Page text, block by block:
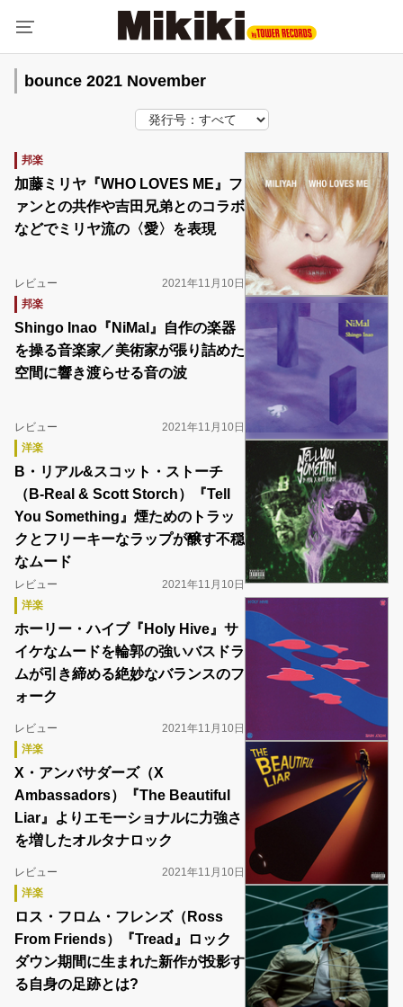
bounce 2021 November
邦楽
加藤ミリヤ『WHO LOVES ME』フ
ァンとの共作や吉田兄弟とのコラボ
などでミリヤ流の〈愛〉を表現
レビュー
2021年11月10日
邦楽
Shingo Inao『NiMal』自作の楽器
を操る音楽家／美術家が張り詰めた
空間に響き渡らせる音の波
レビュー
2021年11月10日
洋楽
B・リアル&スコット・ストーチ
（B-Real & Scott Storch）『Tell
You Something』煙ためのトラッ
クとフリーキーなラップが醸す不穏
なムード
レビュー
2021年11月10日
洋楽
ホーリー・ハイブ『Holy Hive』サ
イケなムードを輪郭の強いバスドラ
ムが引き締める絶妙なバランスのフ
ォーク
レビュー
2021年11月10日
洋楽
X・アンバサダーズ（X
Ambassadors）『The Beautiful
Liar』よりエモーショナルに力強さ
を増したオルタナロック
レビュー
2021年11月10日
洋楽
ロス・フロム・フレンズ（Ross
From Friends）『Tread』ロック
ダウン期間に生まれた新作が投影す
る自身の足跡とは?